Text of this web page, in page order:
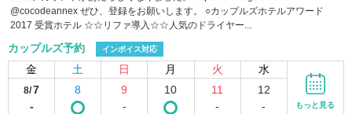
@cocodeannex ぜひ、登録をお願いします。 ○カップルズホテルアワード
2017 受賞ホテル ☆☆リファ導入☆☆人気のドライヤー...
カップルズ予約 インボイス対応
金 土 日 月 火 水
8/7
-
8
9
-
10
11
-
12
-
もっと見る